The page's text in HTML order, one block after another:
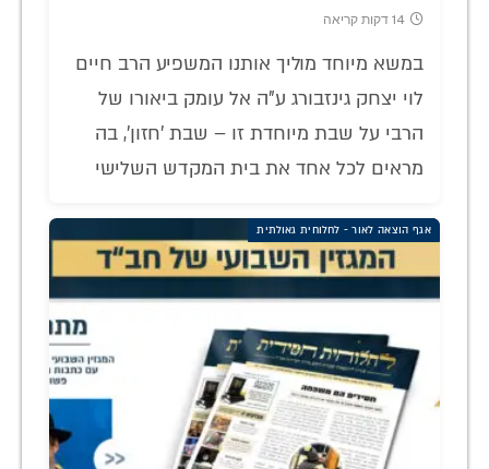
14 דקות קריאה
במשא מיוחד מוליך אותנו המשפיע הרב חיים
לוי יצחק גינזבורג ע"ה אל עומק ביאורו של
הרבי על שבת מיוחדת זו – שבת 'חזון', בה
מראים לכל אחד את בית המקדש השלישי
אגף הוצאה לאור - לחלוחית גאולתית